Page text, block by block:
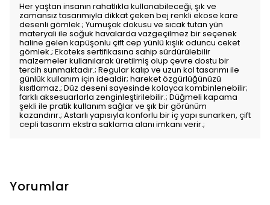
Her yaştan insanın rahatlıkla kullanabileceği, şık ve
zamansız tasarımıyla dikkat çeken bej renkli ekose kare
desenli gömlek.; Yumuşak dokusu ve sıcak tutan yün
materyali ile soğuk havalarda vazgeçilmez bir seçenek
haline gelen kapüşonlu çift cep yünlü kışlık oduncu ceket
gömlek.; Ekoteks sertifikasına sahip sürdürülebilir
malzemeler kullanılarak üretilmiş olup çevre dostu bir
tercih sunmaktadır.; Regular kalıp ve uzun kol tasarımı ile
günlük kullanım için idealdir; hareket özgürlüğünüzü
kısıtlamaz.; Düz deseni sayesinde kolayca kombinlenebilir;
farklı aksesuarlarla zenginleştirilebilir.; Düğmeli kapama
şekli ile pratik kullanım sağlar ve şık bir görünüm
kazandırır.; Astarlı yapısıyla konforlu bir iç yapı sunarken, çift
cepli tasarım ekstra saklama alanı imkanı verir.;
Yorumlar